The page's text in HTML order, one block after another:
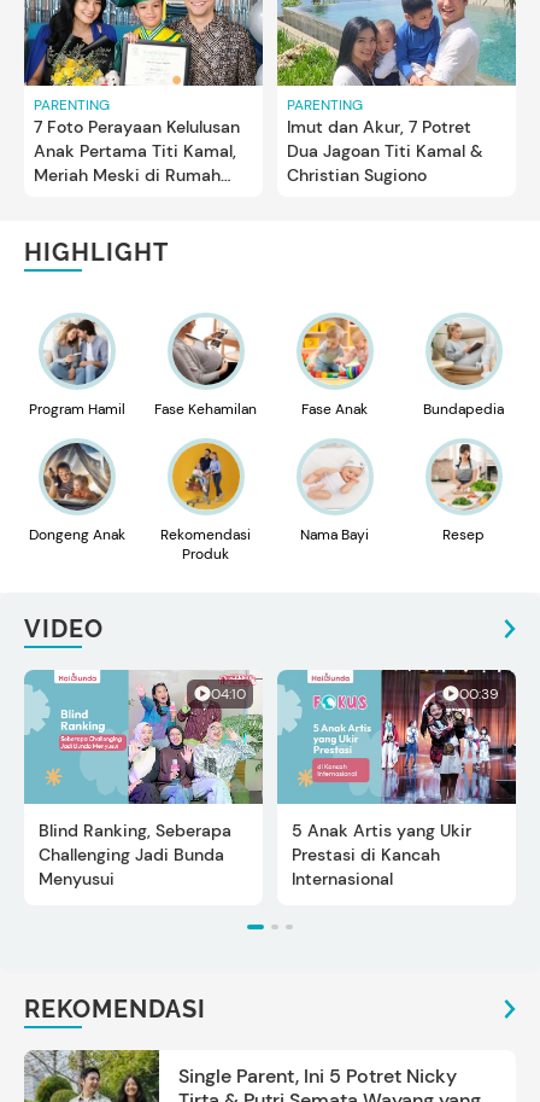
PARENTING
7 Foto Perayaan Kelulusan
Anak Pertama Titi Kamal,
Meriah Meski di Rumah
PARENTING
Imut dan Akur, 7 Potret
Dua Jagoan Titi Kamal &
Christian Sugiono
HIGHLIGHT
Program Hamil Fase Kehamilan Fase Anak Bundapedia
Dongeng Anak
Rekomendasi
Produk
Nama Bayi Resep
VIDEO
04:10
Blind Ranking, Seberapa
Challenging Jadi Bunda
Menyusui
00:39
5 Anak Artis yang Ukir
Prestasi di Kancah
Internasional
REKOMENDASI
Single Parent, Ini 5 Potret Nicky